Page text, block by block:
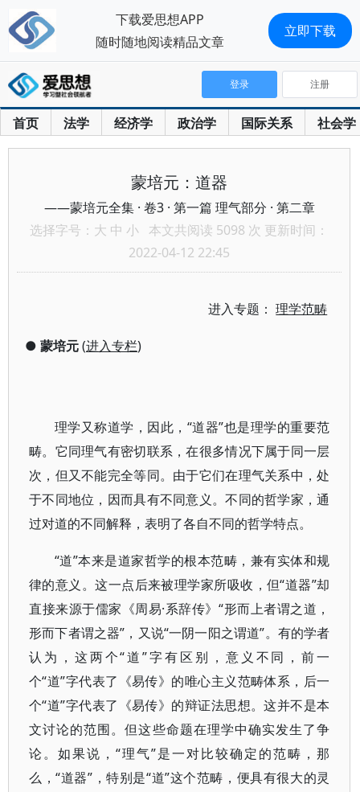
首页 法学 经济学 政治学 国际关系 社会学
登录 注册
蒙培元：道器
——蒙培元全集 · 卷3 · 第一篇 理气部分 · 第二章
选择字号： 大 中 小 本文共阅读 5098 次 更新时间：
2022-04-12 22:45
进入专题：理学范畴
● 蒙培元(进入专栏)
理学又称道学，因此，“道器”也是理学的重要范
畴。它同理气有密切联系，在很多情况下属于同一层
次，但又不能完全等同。由于它们在理气关系中，处
于不同地位，因而具有不同意义。不同的哲学家，通
过对道的不同解释，表明了各自不同的哲学特点。
“道”本来是道家哲学的根本范畴，兼有实体和规
律的意义。这一点后来被理学家所吸收，但“道器”却
直接来源于儒家《周易·系辞传》“形而上者谓之道，
形而下者谓之器”，又说“一阴一阳之谓道”。有的学者
认为，这两个“道”字有区别，意义不同，前一
个“道”字代表了《易传》的唯心主义范畴体系，后一
个“道”字代表了《易传》的辩证法思想。这并不是本
文讨论的范围。但这些命题在理学中确实发生了争
论。如果说，“理气”是一对比较确定的范畴，那
么，“道器”，特别是“道”这个范畴，便具有很大的灵
下载爱思想APP
随时随地阅读精品文章
立即下载